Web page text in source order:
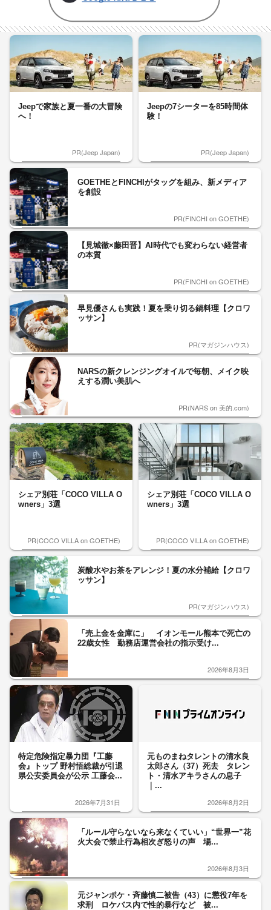
Jeepで家族と夏一番の大冒険
へ！
PR(Jeep Japan)
Jeepの7シーターを85時間体
験！
PR(Jeep Japan)
GOETHEとFINCHIがタッグを組み、新メディア
を創設
PR(FINCHI on GOETHE)
【見城徹×藤田晋】AI時代でも変わらない経営者
の本質
PR(FINCHI on GOETHE)
早見優さんも実践！夏を乗り切る鍋料理【クロワ
ッサン】
PR(マガジンハウス)
NARSの新クレンジングオイルで毎朝、メイク映
えする潤い美肌へ
PR(NARS on 美的.com)
シェア別荘「COCO VILLA O
wners」3選
PR(COCO VILLA on GOETHE)
シェア別荘「COCO VILLA O
wners」3選
PR(COCO VILLA on GOETHE)
炭酸水やお茶をアレンジ！夏の水分補給【クロワ
ッサン】
PR(マガジンハウス)
「売上金を金庫に」 イオンモール熊本で死亡の
22歳女性 勤務店運営会社の指示受け...
2026年8月3日
特定危険指定暴力団『工藤
会』トップ 野村悟総裁が引退
県公安委員会が公示 工藤会...
2026年7月31日
元ものまねタレントの清水良
太郎さん（37）死去 タレン
ト・清水アキラさんの息子
｜...
2026年8月2日
「ルール守らないなら来なくていい」“世界一”花
火大会で禁止行為相次ぎ怒りの声 場...
2026年8月3日
元ジャンポケ・斉藤慎二被告（43）に懲役7年を
求刑 ロケバス内で性的暴行など 被...